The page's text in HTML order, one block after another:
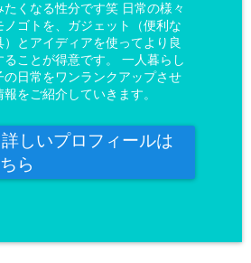
たくなる性分です笑 日常の様々
ノゴトを、ガジェット（便利な
）とアイディアを使ってより良
ることが得意です。 一人暮らし
の日常をワンランクアップさせ
報をご紹介していきます。
詳しいプロフィールは
ら